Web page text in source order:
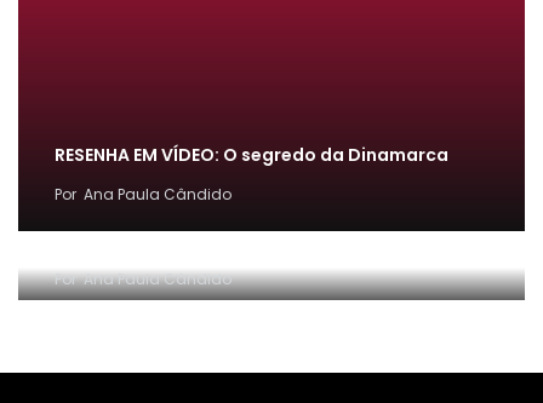
RESENHA EM VÍDEO: O segredo da Dinamarca
Por Ana Paula Cândido
PorAna Paula Cândido